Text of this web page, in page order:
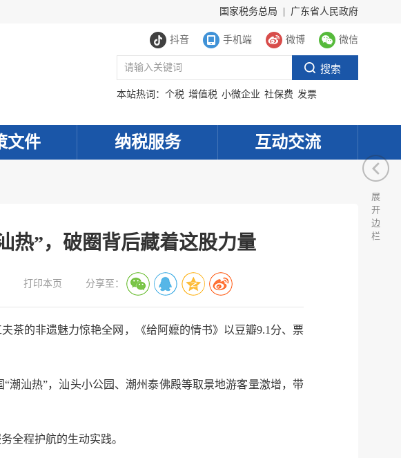
国家税务总局 广东省人民政府
抖音 手机端 微博 微信
本站热词： 个税 增值税 小微企业 社保费 发票
文件 纳税服务 互动交流
热”，破圈背后藏着这股力量
打印本页 分享至：
茶的非遗魅力惊艳全网，《给阿嬷的情书》以豆瓣9.1分、票
潮汕热”，汕头小公园、潮州泰佛殿等取景地游客量激增，带
全程护航的生动实践。
展
开
边
栏